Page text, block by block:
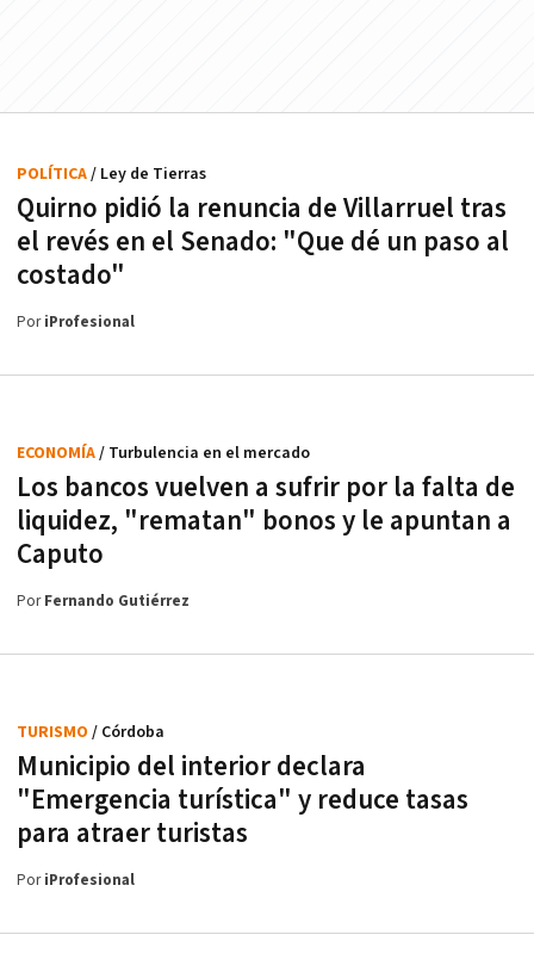
Quirno pidió la renuncia de Villarruel tras
el revés en el Senado: "Que dé un paso al
costado"
POLÍTICA/ Ley de Tierras
PoriProfesional
Los bancos vuelven a sufrir por la falta de
liquidez, "rematan" bonos y le apuntan a
Caputo
ECONOMÍA/ Turbulencia en el mercado
PorFernando Gutiérrez
Municipio del interior declara
"Emergencia turística" y reduce tasas
para atraer turistas
TURISMO / Córdoba
PoriProfesional